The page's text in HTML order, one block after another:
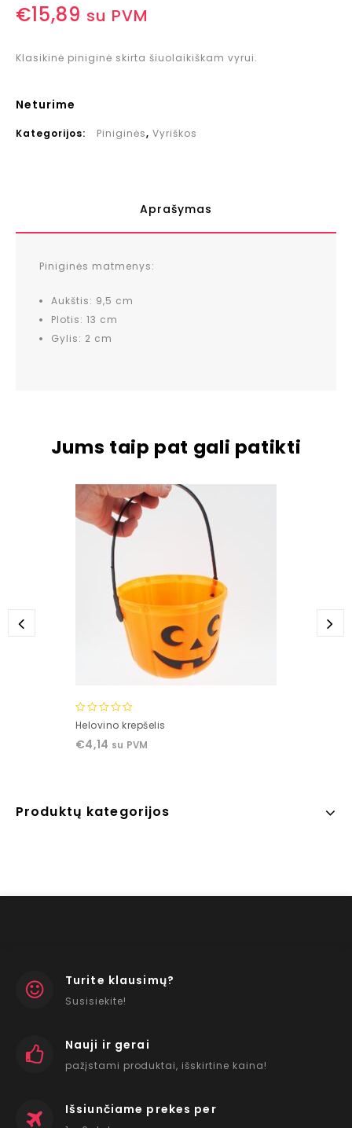
€15,89 su PVM
Klasikinė piniginė skirta šiuolaikiškam vyrui.
Neturime
Kategorijos: Piniginės, Vyriškos
Aprašymas
Piniginės matmenys:
Aukštis: 9,5 cm
Plotis: 13 cm
Gylis: 2 cm
Jums taip pat gali patikti
0
of
Helovino krepšelis
€4,14 su PVM
Produktų kategorijos
Turite klausimų?
Susisiekite!
Nauji ir gerai
pažįstami produktai, išskirtine kaina!
Išsiunčiame prekes per